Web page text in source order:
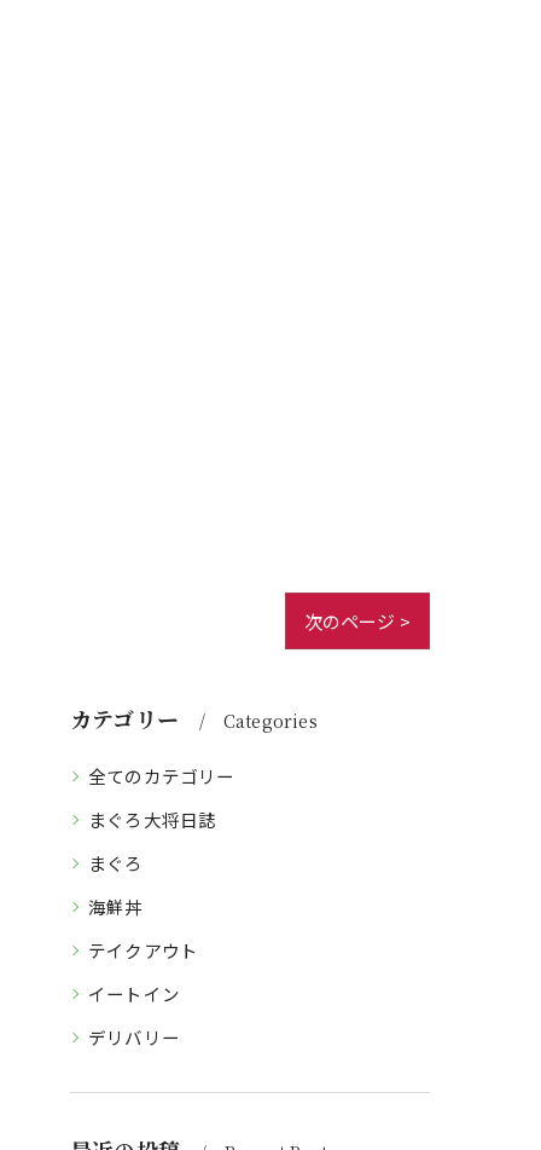
次のページ >
カテゴリー Categories
全てのカテゴリー
まぐろ大将日誌
まぐろ
海鮮丼
テイクアウト
イートイン
デリバリー